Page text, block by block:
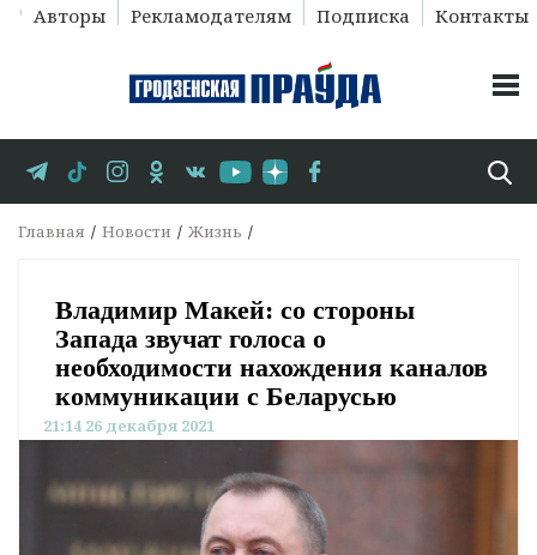
Авторы Рекламодателям Подписка Контакты
Главная Новости Жизнь
Владимир Макей: со стороны
Запада звучат голоса о
необходимости нахождения каналов
коммуникации с Беларусью
21:14 26 декабря 2021